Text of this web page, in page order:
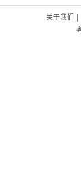
关于我们 |